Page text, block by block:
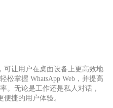
可让用户在桌面设备上更高效地
松掌握 WhatsApp Web，并提高
。无论是工作还是私人对话，
便捷的用户体验。